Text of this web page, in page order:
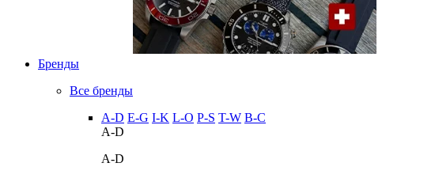
Бренды
Все бренды
A-D E-G I-K L-O P-S T-W В-С
A-D
A-D